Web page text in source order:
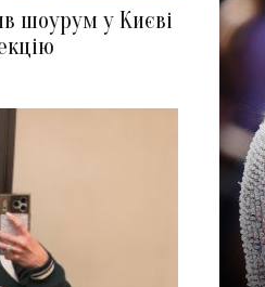
шоурум у Києві